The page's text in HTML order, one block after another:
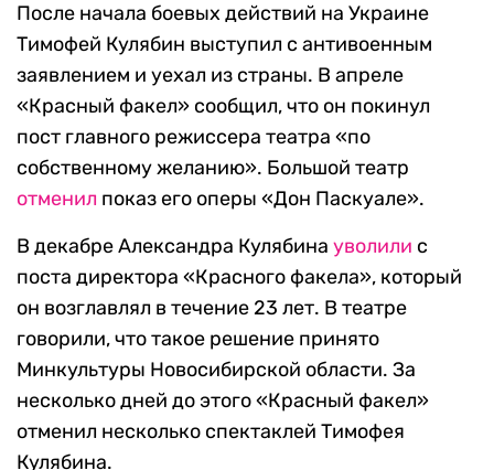
После начала боевых действий на Украине
Тимофей Кулябин выступил с антивоенным
заявлением и уехал из страны. В апреле
«Красный факел» сообщил, что он покинул
пост главного режиссера театра «по
собственному желанию». Большой театр
отменил показ его оперы «Дон Паскуале».
В декабре Александра Кулябина уволили с
поста директора «Красного факела», который
он возглавлял в течение 23 лет. В театре
говорили, что такое решение принято
Минкультуры Новосибирской области. За
несколько дней до этого «Красный факел»
отменил несколько спектаклей Тимофея
Кулябина.